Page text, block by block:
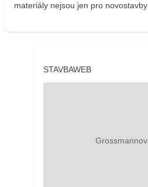
materiály nejsou jen pro novostavby
STAVBAWEB